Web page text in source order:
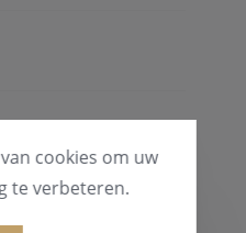
cookies om uw
te verbeteren.